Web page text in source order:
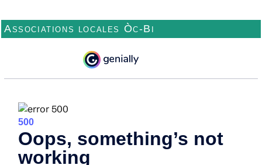
Associations locales Òc-Bi